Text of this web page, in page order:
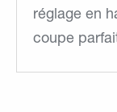
réglage en
coupe